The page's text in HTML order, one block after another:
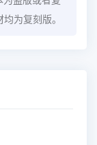
为复刻版。